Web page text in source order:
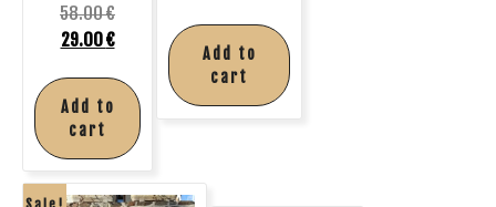
58.00€
29.00€
Add to
cart
Add to
cart